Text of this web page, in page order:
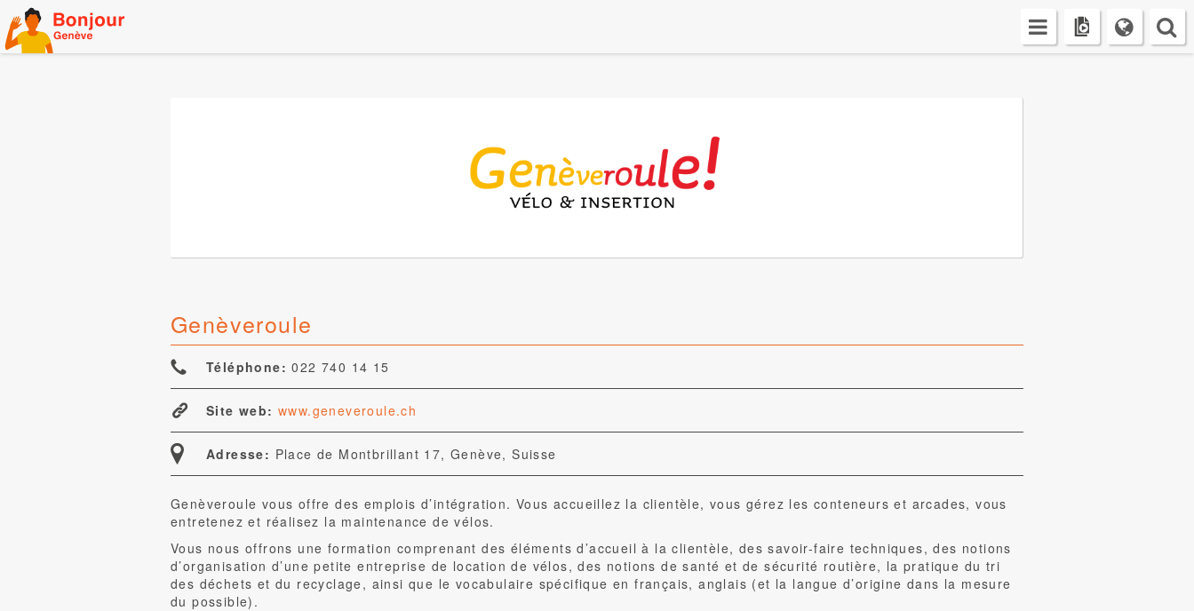
Skip
to
content
Genèveroule
Téléphone: 022 740 14 15
Site web: www.geneveroule.ch
Adresse: Place de Montbrillant 17, Genève, Suisse
Genèveroule vous offre des emplois d’intégration. Vous accueillez la clientèle, vous gérez les conteneurs et arcades, vous
entretenez et réalisez la maintenance de vélos.
Vous nous offrons une formation comprenant des éléments d’accueil à la clientèle, des savoir-faire techniques, des notions
d’organisation d’une petite entreprise de location de vélos, des notions de santé et de sécurité routière, la pratique du tri
des déchets et du recyclage, ainsi que le vocabulaire spécifique en français, anglais (et la langue d’origine dans la mesure
du possible).